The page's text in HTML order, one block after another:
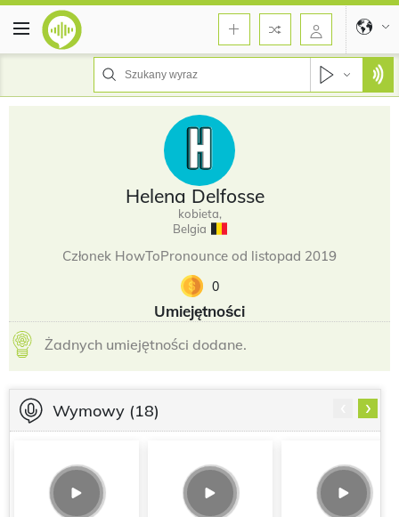
Helena Delfosse
kobieta,
Belgia
Członek HowToPronounce od listopad 2019
0
Umiejętności
Żadnych umiejętności dodane.
Wymowy (18) ›